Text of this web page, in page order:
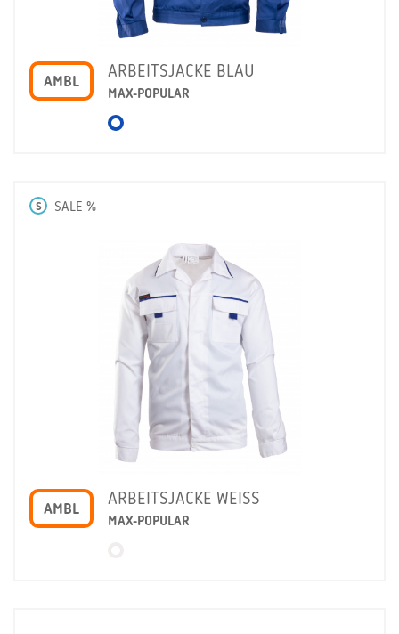
AMBL
ARBEITSJACKE BLAU
MAX-POPULAR
S SALE %
AMBL
ARBEITSJACKE WEISS
MAX-POPULAR